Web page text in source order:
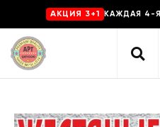
AKЦИЯ 3+1 КАЖДАЯ 4-